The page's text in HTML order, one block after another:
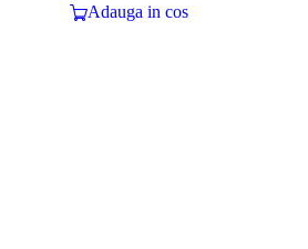
Adauga in cos